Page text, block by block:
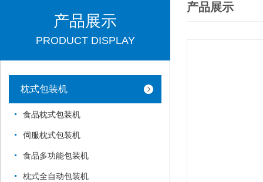
产品展示
PRODUCT DISPLAY
枕式包装机
食品枕式包装机
伺服枕式包装机
食品多功能包装机
枕式全自动包装机
产品展示